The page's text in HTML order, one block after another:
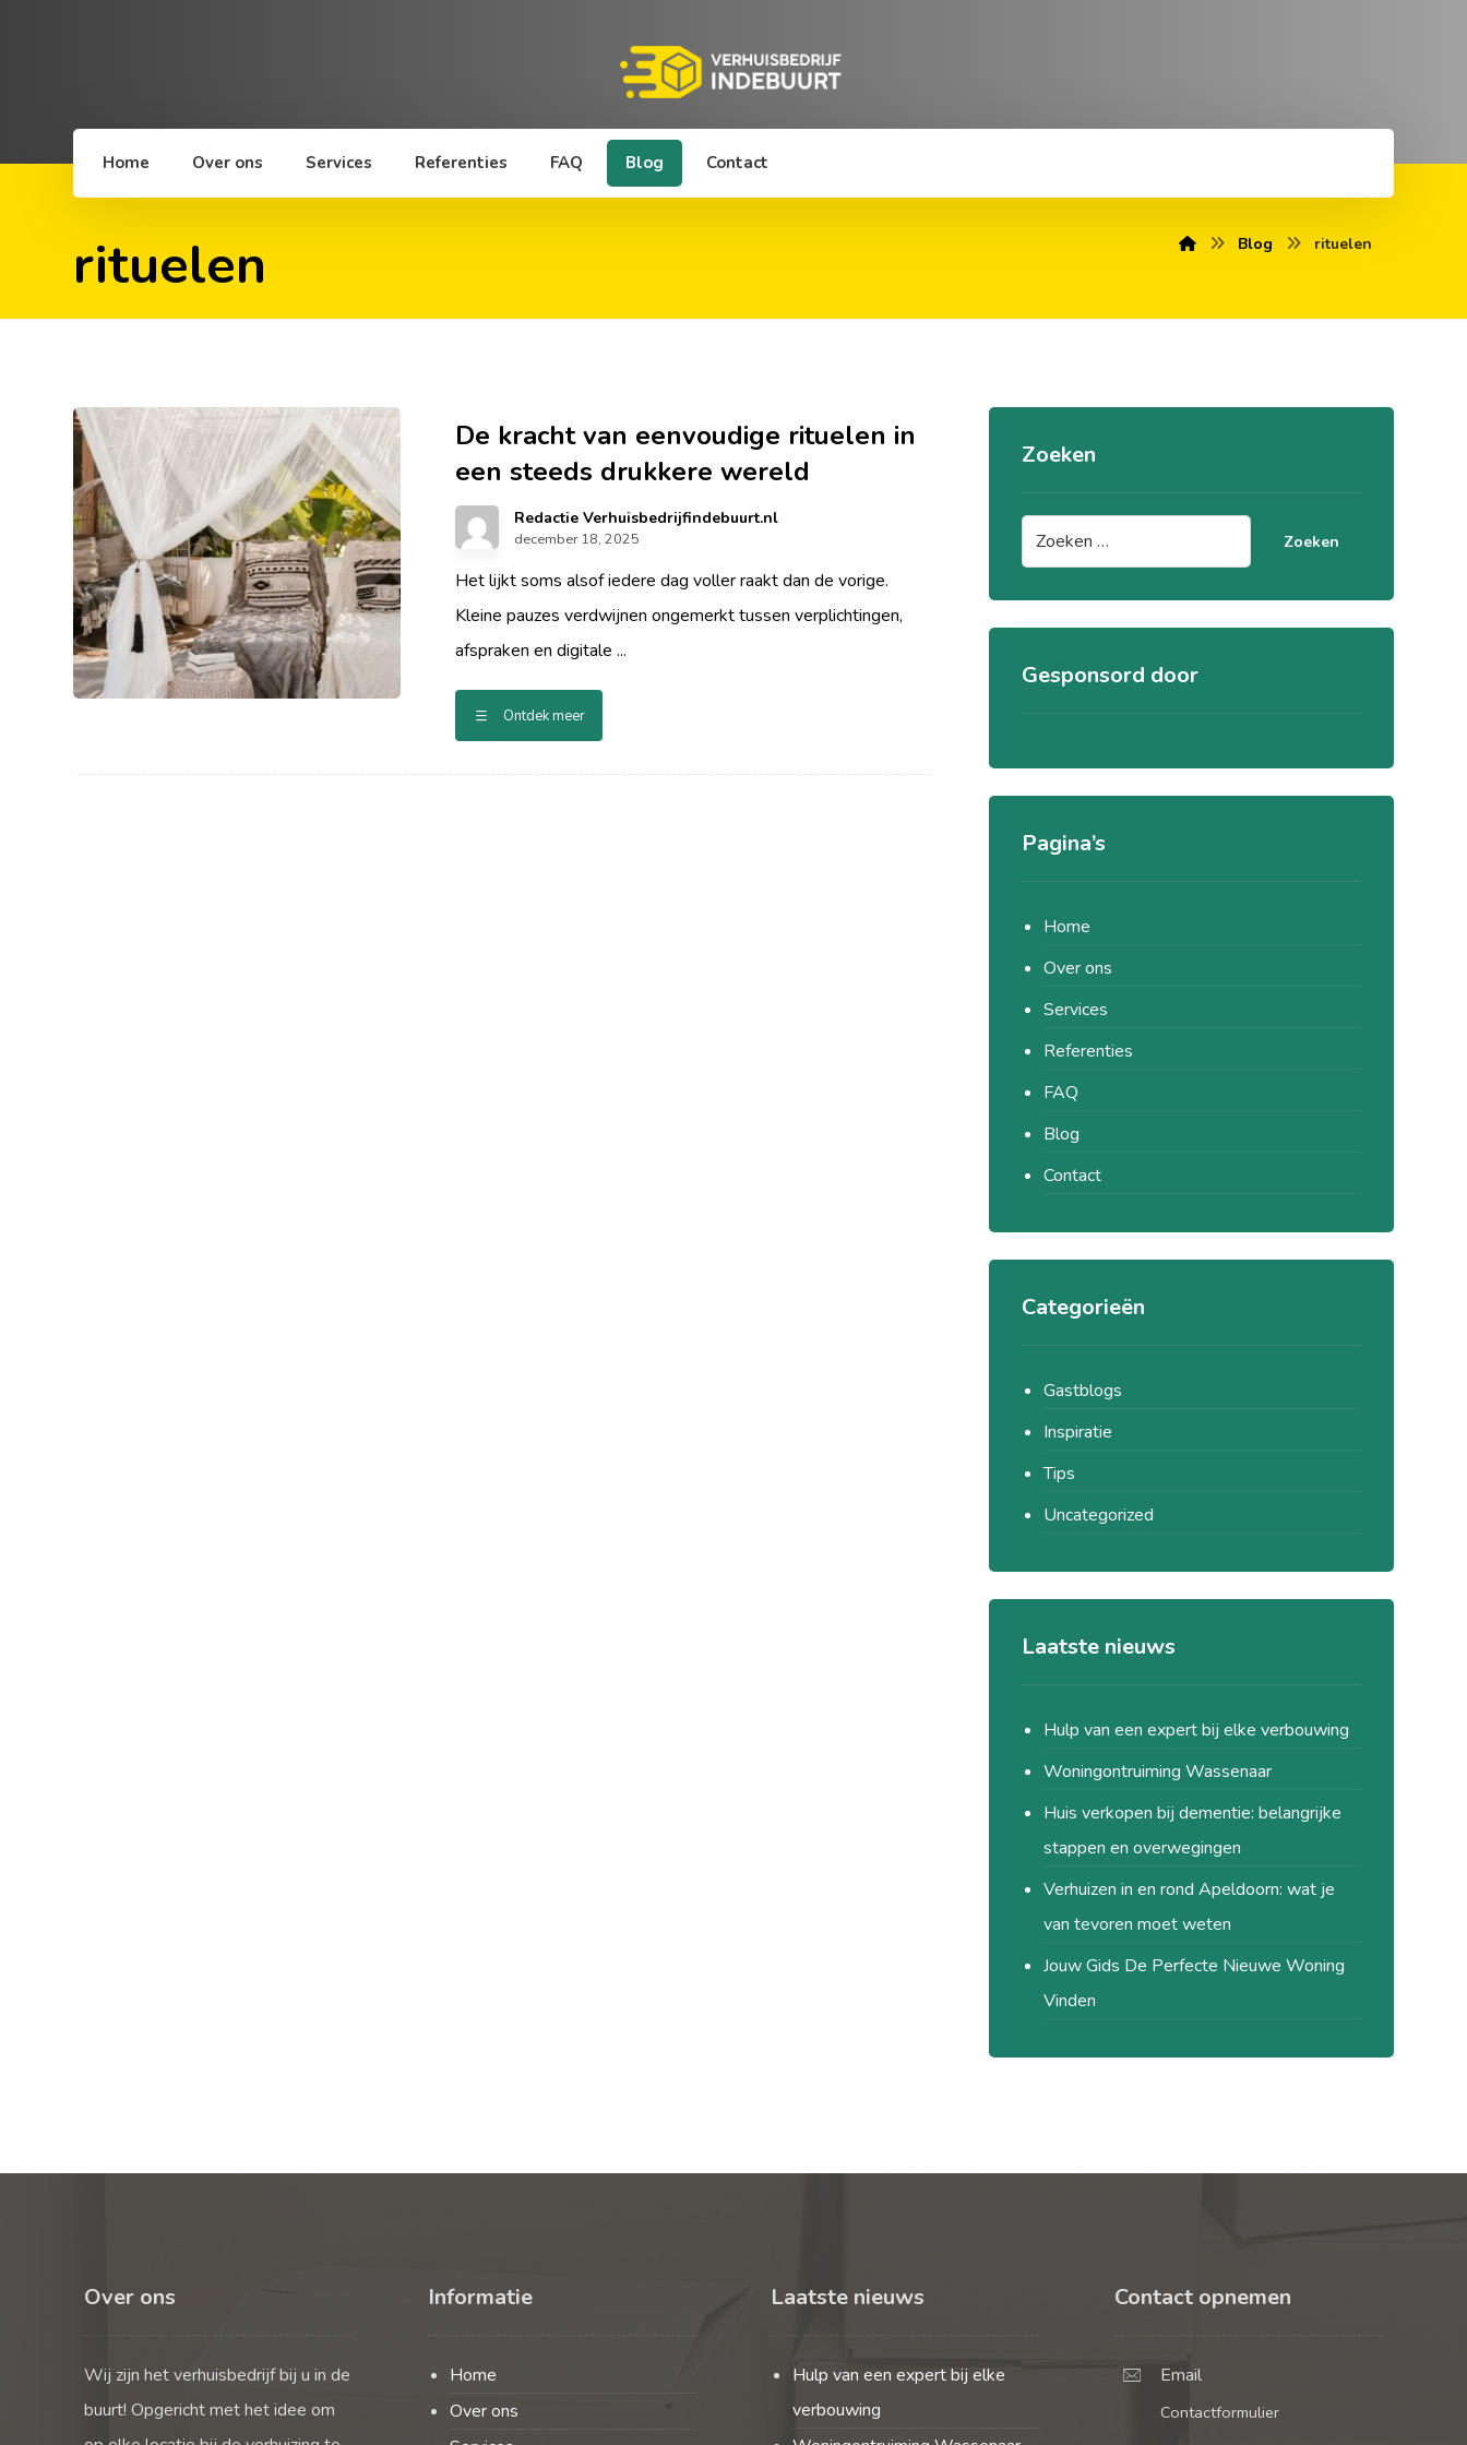
Home Over ons Services Referenties FAQ Blog Contact
rituelen Blog rituelen
De kracht van eenvoudige rituelen in
een steeds drukkere wereld
Redactie Verhuisbedrijfindebuurt.nl
december 18, 2025
Het lijkt soms alsof iedere dag voller raakt dan de vorige.
Kleine pauzes verdwijnen ongemerkt tussen verplichtingen,
afspraken en digitale ...
Ontdek meer
Zoeken
Zoeken
Gesponsord door
Pagina’s
Home
Over ons
Services
Referenties
FAQ
Blog
Contact
Categorieën
Gastblogs
Inspiratie
Tips
Uncategorized
Laatste nieuws
Hulp van een expert bij elke verbouwing
Woningontruiming Wassenaar
Huis verkopen bij dementie: belangrijke
stappen en overwegingen
Verhuizen in en rond Apeldoorn: wat je
van tevoren moet weten
Jouw Gids De Perfecte Nieuwe Woning
Vinden
Over ons
Wij zijn het verhuisbedrijf bij u in de
buurt! Opgericht met het idee om
Informatie
Home
Over ons
Laatste nieuws
Hulp van een expert bij elke
verbouwing
Contact opnemen
Email
Contactformulier